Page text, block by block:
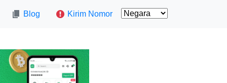
Blog Kirim Nomor